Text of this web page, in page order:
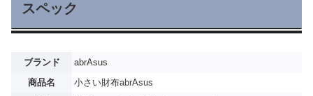
スペック
ブランド
abrAsus
商品名
小さい財布abrAsus